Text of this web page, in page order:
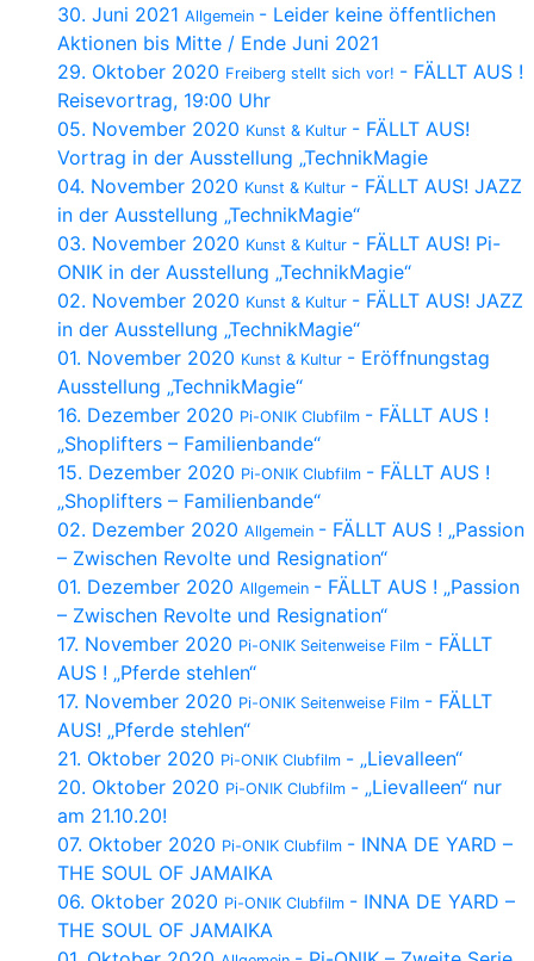
30. Juni 2021 Allgemein - Leider keine öffentlichen
Aktionen bis Mitte / Ende Juni 2021
29. Oktober 2020 Freiberg stellt sich vor! - FÄLLT AUS !
Reisevortrag, 19:00 Uhr
05. November 2020 Kunst & Kultur - FÄLLT AUS!
Vortrag in der Ausstellung „TechnikMagie
04. November 2020 Kunst & Kultur - FÄLLT AUS! JAZZ
in der Ausstellung „TechnikMagie“
03. November 2020 Kunst & Kultur - FÄLLT AUS! Pi-
ONIK in der Ausstellung „TechnikMagie“
02. November 2020 Kunst & Kultur - FÄLLT AUS! JAZZ
in der Ausstellung „TechnikMagie“
01. November 2020 Kunst & Kultur - Eröffnungstag
Ausstellung „TechnikMagie“
16. Dezember 2020 Pi-ONIK Clubfilm - FÄLLT AUS !
„Shoplifters – Familienbande“
15. Dezember 2020 Pi-ONIK Clubfilm - FÄLLT AUS !
„Shoplifters – Familienbande“
02. Dezember 2020 Allgemein - FÄLLT AUS ! „Passion
– Zwischen Revolte und Resignation“
01. Dezember 2020 Allgemein - FÄLLT AUS ! „Passion
– Zwischen Revolte und Resignation“
17. November 2020 Pi-ONIK Seitenweise Film - FÄLLT
AUS ! „Pferde stehlen“
17. November 2020 Pi-ONIK Seitenweise Film - FÄLLT
AUS! „Pferde stehlen“
21. Oktober 2020 Pi-ONIK Clubfilm - „Lievalleen“
20. Oktober 2020 Pi-ONIK Clubfilm - „Lievalleen“ nur
am 21.10.20!
07. Oktober 2020 Pi-ONIK Clubfilm - INNA DE YARD –
THE SOUL OF JAMAIKA
06. Oktober 2020 Pi-ONIK Clubfilm - INNA DE YARD –
THE SOUL OF JAMAIKA